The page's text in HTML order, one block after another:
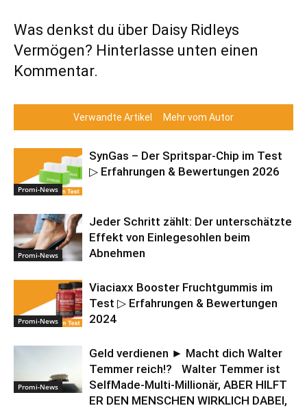
Was denkst du über Daisy Ridleys
Vermögen? Hinterlasse unten einen
Kommentar.
Verwandte Artikel Mehr vom Autor
Promi-News
SynGas – Der Spritspar-Chip im Test
▷ Erfahrungen & Bewertungen 2026
Promi-News
Jeder Schritt zählt: Der unterschätzte
Effekt von Einlegesohlen beim
Abnehmen
Promi-News
Viaciaxx Booster Fruchtgummis im
Test ▷ Erfahrungen & Bewertungen
2024
Promi-News
Geld verdienen ► Macht dich Walter
Temmer reich!? Walter Temmer ist
SelfMade-Multi-Millionär, ABER HILFT
ER DEN MENSCHEN WIRKLICH DABEI,